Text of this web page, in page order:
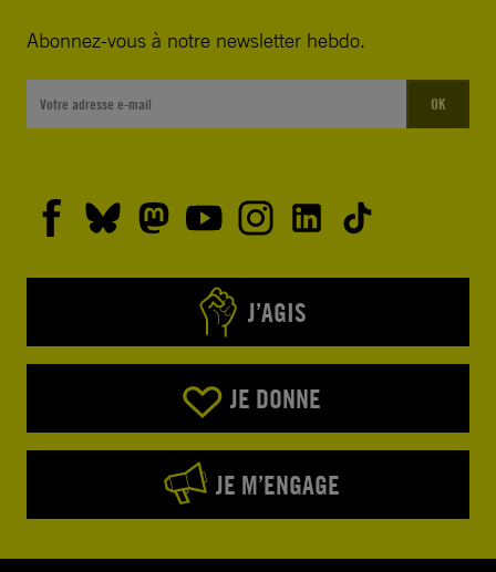
Abonnez-vous à notre newsletter hebdo.
OK
J’AGIS
JE DONNE
JE M’ENGAGE